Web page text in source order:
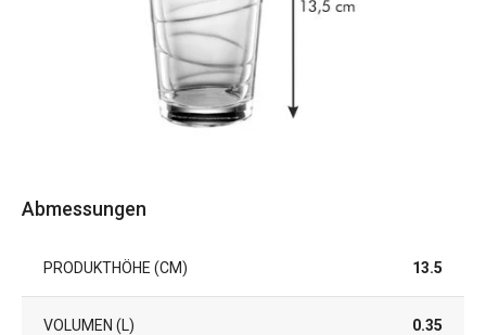
Abmessungen
PRODUKTHÖHE (CM) 13.5
VOLUMEN (L) 0.35